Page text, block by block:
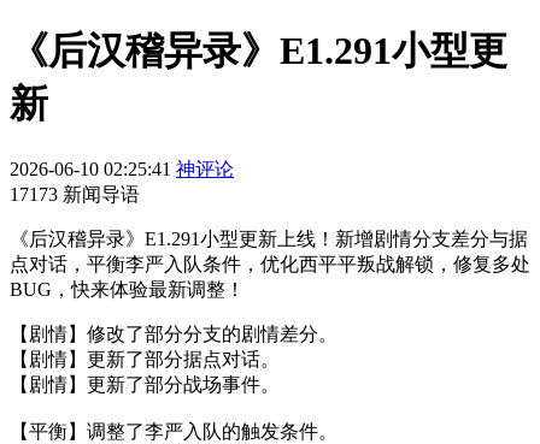
《后汉稽异录》E1.291小型更
新
2026-06-10 02:25:41 神评论
17173 新闻导语
《后汉稽异录》E1.291小型更新上线！新增剧情分支差分与据
点对话，平衡李严入队条件，优化西平平叛战解锁，修复多处
BUG，快来体验最新调整！
【剧情】修改了部分分支的剧情差分。
【剧情】更新了部分据点对话。
【剧情】更新了部分战场事件。
【平衡】调整了李严入队的触发条件。